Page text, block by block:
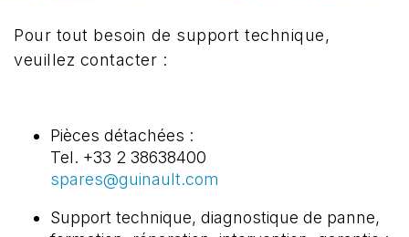
Pour tout besoin de support technique,
veuillez contacter :
Pièces détachées :
Tel. +33 2 38638400
spares@guinault.com
Support technique, diagnostique de panne,